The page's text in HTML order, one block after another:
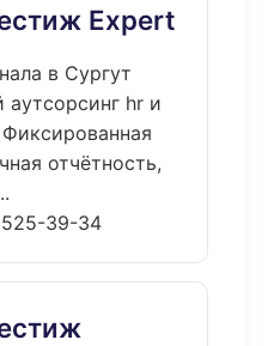
Expert
в Сургут
hr и
отчётность,
39-34